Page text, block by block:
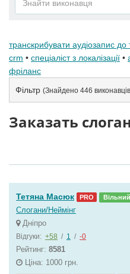
транскрибувати аудіозапис до
crm • спеціаліст з локалізації •
фріланс
Фільтр (Знайдено 446 виконавців
Заказать
Тетяна Масюк PRO Вільний
Слогани/Неймінг
Дніпро
Відгуки: +58 / 1 / -0
Рейтинг: 8581
Ціна: 1000 грн.